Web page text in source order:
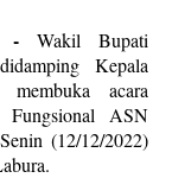
-Wakil Bupati
Kepala
acara
Fungsional ASN
(12/12/2022)